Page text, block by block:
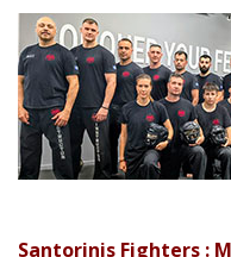
Santorinis Fighters :